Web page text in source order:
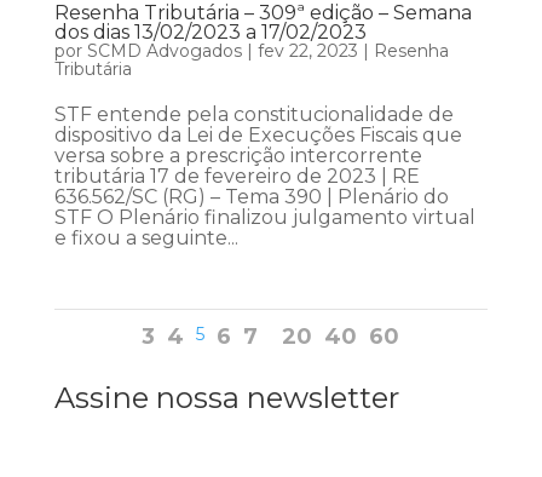
Resenha Tributária – 309ª edição – Semana
dos dias 13/02/2023 a 17/02/2023
por SCMD Advogados| fev 22, 2023 | Resenha
Tributária
STF entende pela constitucionalidade de
dispositivo da Lei de Execuções Fiscais que
versa sobre a prescrição intercorrente
tributária 17 de fevereiro de 2023 | RE
636.562/SC (RG) – Tema 390 | Plenário do
STF O Plenário finalizou julgamento virtual
e fixou a seguinte...
3 4 5 6 7 20 40 60
Assine nossa newsletter